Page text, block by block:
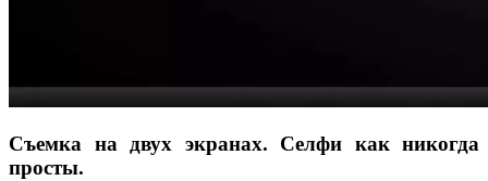
Съемка на двух экранах. Селфи как никогда
просты.